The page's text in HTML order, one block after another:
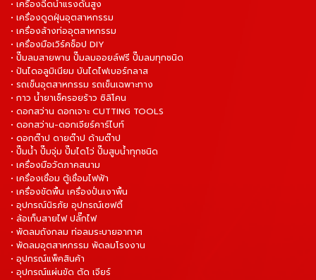
• เครื่องฉีดน้ำแรงดันสูง
• เครื่องดูดฝุ่นอุตสาหกรรม
• เครื่องล้างท่ออุตสาหกรรม
• เครื่องมือเวิร์คช็อป DIY
• ปั๊มลมสายพาน ปั๊มลมออยล์ฟรี ปั๊มลมทุกชนิด
• ปันไดอลูมิเนียม บันไดไฟเบอร์กลาส
• รถเข็นอุตสาหกรรม รถเข็นเฉพาะทาง
• กาว น้ำยาเช็ครอยร้าว ซิลิโคน
• ดอกสว่าน ดอกเจาะ CUTTING TOOLS
• ดอกสว่าน-ดอกเจียร์คาร์ไบท์
• ดอกต๊าป ดายต๊าป ด้ามต๊าป
• ปั๊มน้ำ ปั๊มจุ่ม ปั๊มไดโว่ ปั๊มสูบน้ำทุกชนิด
• เครื่องมือวัดภาคสนาม
• เครื่องเชื่อม ตู้เชื่อมไฟฟ้า
• เครื่องขัดพื้น เครื่องปั่นเงาพื้น
• อุปกรณ์นิรภัย อุปกรณ์เซฟตี้
• ล้อเก็บสายไฟ ปลั๊กไฟ
• พัดลมถังกลม ท่อลมระบายอากาศ
• พัดลมอุตสาหกรรม พัดลมโรงงาน
• อุปกรณ์แพ็คสินค้า
• อุปกรณ์แผ่นขัด ตัด เจียร์